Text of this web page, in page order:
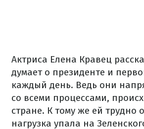
Актриса Елена Кравец
думает о президенте и
каждый день. Ведь они
со всеми процессами,
стране. К тому же ей трудно
нагрузка упала на